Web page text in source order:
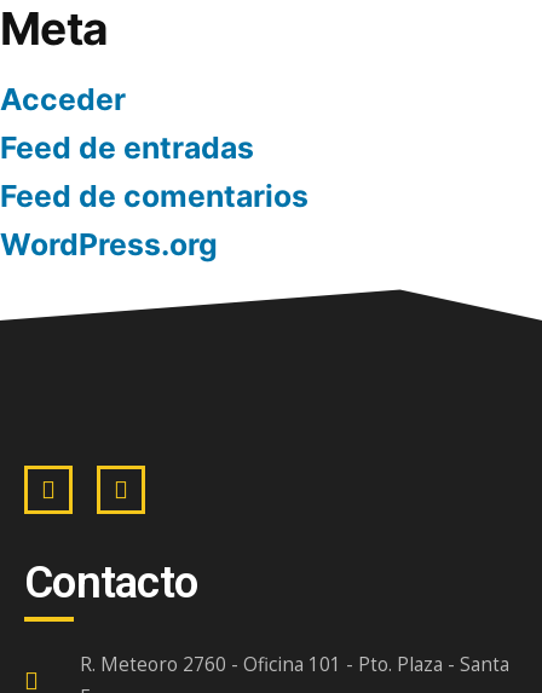
Meta
Acceder
Feed de entradas
Feed de comentarios
WordPress.org
Contacto
R. Meteoro 2760 - Oficina 101 - Pto. Plaza - Santa